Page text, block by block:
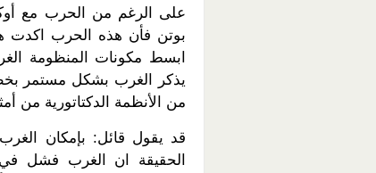
على الرغم من الحرب مع
بوتن فأن هذه الحرب اكدت
ابسط مكونات المنظومة
يذكر الغرب بشكل مستمر
من الأنظمة الدكتاتورية من
قد يقول قائل: بإمكان
الحقيقة ان الغرب فشل